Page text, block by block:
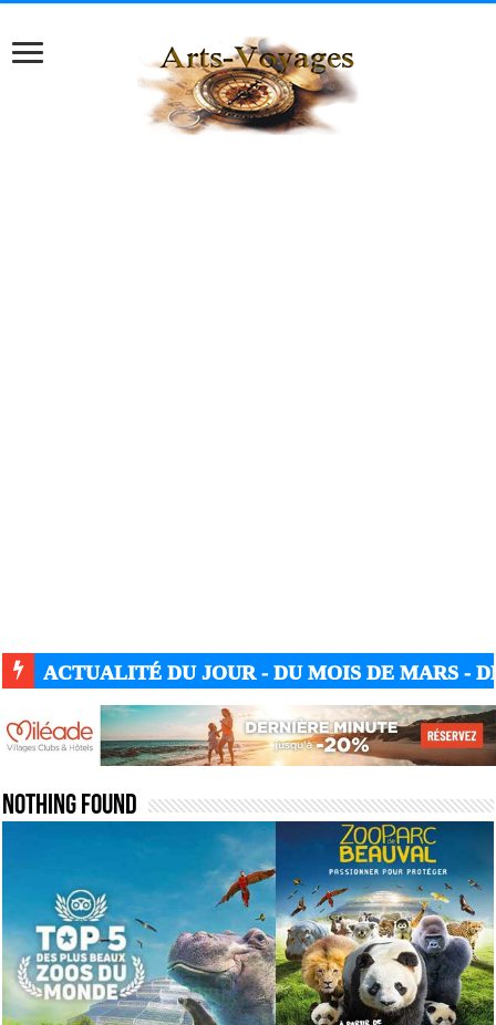
ACTUALITÉ DU JOUR - DU MOIS DE MARS -
Nothing Found